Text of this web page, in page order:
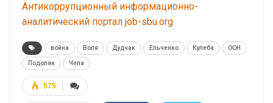
Антикоррупционный информационно-
аналитический портал job-sbu.org
война Воля Дудчак Ельченко Кулеба ООН
Подоляк Чепа
575